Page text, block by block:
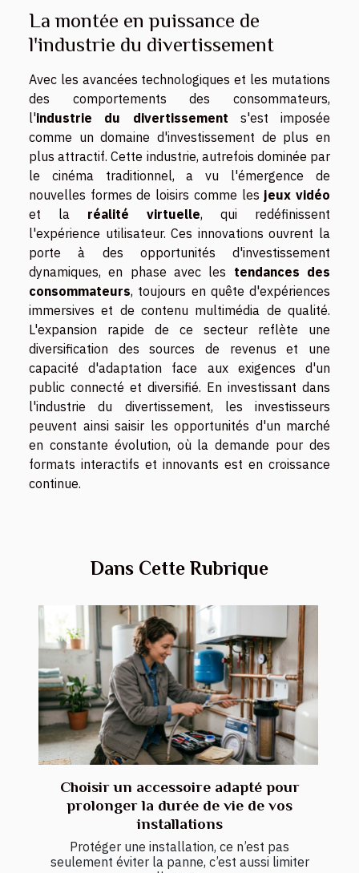
La montée en puissance de
l'industrie du divertissement
Avec les avancées technologiques et les mutations
des comportements des consommateurs,
l'industrie du divertissement s'est imposée
comme un domaine d'investissement de plus en
plus attractif. Cette industrie, autrefois dominée par
le cinéma traditionnel, a vu l'émergence de
nouvelles formes de loisirs comme les jeux vidéo
et la réalité virtuelle, qui redéfinissent
l'expérience utilisateur. Ces innovations ouvrent la
porte à des opportunités d'investissement
dynamiques, en phase avec les tendances des
consommateurs, toujours en quête d'expériences
immersives et de contenu multimédia de qualité.
L'expansion rapide de ce secteur reflète une
diversification des sources de revenus et une
capacité d'adaptation face aux exigences d'un
public connecté et diversifié. En investissant dans
l'industrie du divertissement, les investisseurs
peuvent ainsi saisir les opportunités d'un marché
en constante évolution, où la demande pour des
formats interactifs et innovants est en croissance
continue.
Dans Cette Rubrique
Choisir un accessoire adapté pour
prolonger la durée de vie de vos
installations
Protéger une installation, ce n’est pas
seulement éviter la panne, c’est aussi limiter